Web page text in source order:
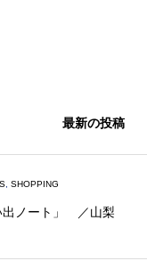
最新の投稿
SHOPPING
出ノート」 ／山梨